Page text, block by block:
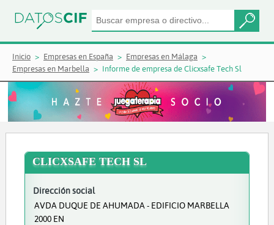
Inicio Empresas en España
Empresas en Málaga
Empresas en Marbella
Informe de empresa de Clicxsafe Tech Sl
CLICXSAFE TECH SL
Dirección social
AVDA DUQUE DE AHUMADA - EDIFICIO MARBELLA
2000 EN